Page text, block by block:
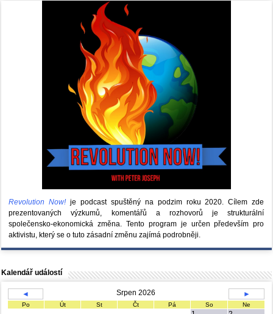
Revolution Now! je podcast spuštěný na podzim roku 2020.Cílem zde
prezentovaných výzkumů, komentářů a rozhovorů je strukturální
společensko-ekonomická změna. Tento program je určen především pro
aktivistu, který se o tuto zásadní změnu zajímá podrobněji.
Kalendář událostí
◄ Srpen 2026 ►
Po Út St Čt Pá So Ne